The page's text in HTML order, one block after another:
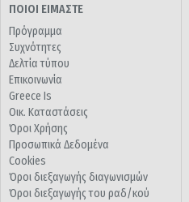
ΠΟΙΟΙ ΕΙΜΑΣΤΕ
Πρόγραμμα
Συχνότητες
Δελτία τύπου
Επικοινωνία
Greece Is
Οικ. Καταστάσεις
Όροι Χρήσης
Προσωπικά Δεδομένα
Cookies
Όροι διεξαγωγής διαγωνισμών
Όροι διεξαγωγής του ραδ/κού